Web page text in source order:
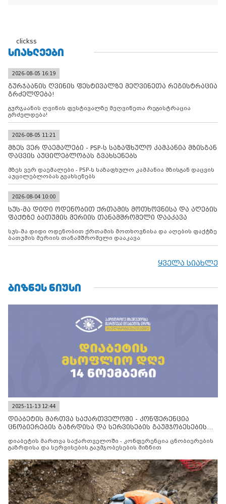
clickss
ᲡᲘᲐᲮᲚᲔᲔᲑᲘ
2026-08-05 16:19
გურჯაანის ღვინის ფესტივალზე მეღვინეთა რეგისტრაცია
გრძელდება!
გურჯაანის ღვინის ფესტივალზე მეღვინეთა რეგისტრაცია
გრძელდება!
2026-08-05 11:21
მზეს ვერ დაემალები - PSP-ს საზაფხულო კამპანია მზისგან
დაცვის აუცილებლობას გვახსენებს
მზეს ვერ დაემალები - PSP-ს საზაფხულო კამპანია მზისგან დაცვის
აუცილებლობას გვახსენებს
2026-08-04 10:00
სუს-მა დიდი ოდენობით ქრთამის მოთხოვნისა და აღების
ფაქტზე ბათუმის მერიის თანამშრომელი დააკავა
სუს-მა დიდი ოდენობით ქრთამის მოთხოვნისა და აღების ფაქტზე
ბათუმის მერიის თანამშრომელი დააკავა
ყველა სიახლე
ᲑᲘᲖᲜᲔᲡ ᲜᲘᲣᲡᲘ
2025-11-13 12:44
დიაბეტის მართვა საქართველოში - კონფერენცია
ცნობიერების გაზრდისა და სერვისების გაუმჯობესების
დიაბეტის მართვა საქართველოში - კონფერენცია ცნობიერების
გაზრდისა და სერვისების გაუმჯობესების მიზნით